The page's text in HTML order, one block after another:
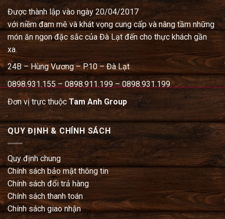
Được thành lập vào ngày 20/04/2017
với niềm đam mê và khát vọng cung cấp và nâng tầm những
món ăn ngon đặc sắc của Đà Lạt đến cho thực khách gần
xa.
24B – Hùng Vương – P.10 – Đà Lạt
0898.931.155 – 0898.911.199 – 0898.931.199
Đơn vị trực thuộcTam Anh Group
QUY ĐỊNH & CHÍNH SÁCH
Quy định chung
Chính sách bảo mật thông tin
Chính sách đổi trả hàng
Chính sách thanh toán
Chính sách giao nhận